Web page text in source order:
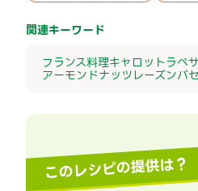
関連キーワード
フランス料理キャロットラペ
アーモンドナッツレーズンパ
このレシピの提供は？